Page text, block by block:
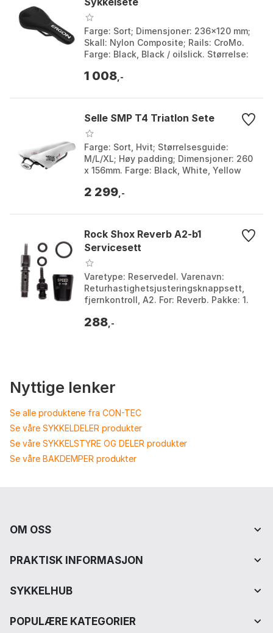
Farge: Sort; Dimensjoner: 236x120 mm;
Skall: Nylon Composite; Rails: CroMo.
Farge: Black, Black / oilslick. Størrelse:
1 008 ,-
Selle SMP T4 Triatlon Sete
Farge: Sort, Hvit; Størrelsesguide:
M/L/XL; Høy padding; Dimensjoner: 260
x 156mm. Farge: Black, White, Yellow
2 299 ,-
Rock Shox Reverb A2-b1
Servicesett
Varetype: Reservedel. Varenavn:
Returhastighetsjusteringsknappsett,
fjernkontroll, A2. For: Reverb. Pakke: 1.
288 ,-
Nyttige lenker
Se alle produktene fra CON-TEC
Se våre SYKKELDELER produkter
Se våre SYKKELSTYRE OG DELER produkter
Se våre BAKDEMPER produkter
OM OSS
PRAKTISK INFORMASJON
SYKKELHUB
POPULÆRE KATEGORIER